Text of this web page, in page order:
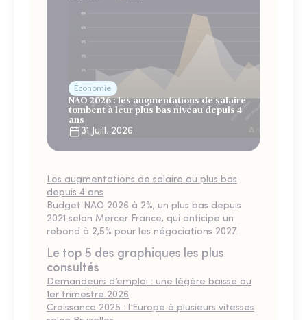
Économie
NAO 2026 : les augmentations de salaire
tombent à leur plus bas niveau depuis 4
ans
31 Juill. 2026
Les augmentations de salaire au plus bas
depuis 4 ans
Budget NAO 2026 à 2%, un plus bas depuis
2021 selon Mercer France, qui anticipe un
rebond à 2,5% pour les négociations 2027.
Le top 5 des graphiques les plus
consultés
Demandeurs d’emploi : une légère baisse au
1er trimestre 2026
Croissance 2025 : l’Europe à plusieurs vitesses